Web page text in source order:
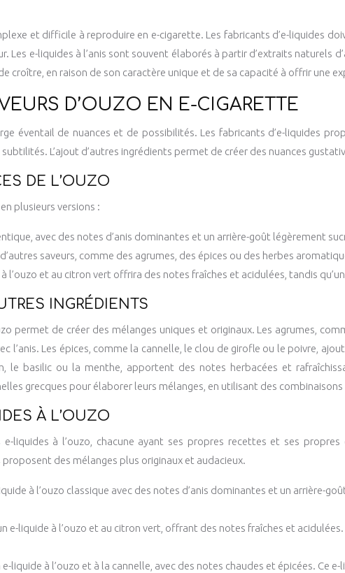
et difficile à reproduire en e-cigarette. Les fabricants d’e-liquides
Les e-liquides à l’anis sont souvent élaborés à partir d’extraits naturels
croître, en raison de son caractère unique et de sa capacité à offrir une
D’OUZO EN E-CIGARETTE
éventail de nuances et de possibilités. Les fabricants d’e-liquides
L’ajout d’autres ingrédients permet de créer des nuances
DE L’OUZO
plusieurs versions :
avec des notes d’anis dominantes et un arrière-goût légèrement
d’autres saveurs, comme des agrumes, des épices ou des herbes
l’ouzo et au citron vert offrira des notes fraîches et acidulées, tandis
INGRÉDIENTS
permet de créer des mélanges uniques et originaux. Les agrumes,
l’anis. Les épices, comme la cannelle, le clou de girofle ou le poivre,
le basilic ou la menthe, apportent des notes herbacées et
grecques pour élaborer leurs mélanges, en utilisant des
À L’OUZO
liquides à l’ouzo, chacune ayant ses propres recettes et ses
des mélanges plus originaux et audacieux.
à l’ouzo classique avec des notes d’anis dominantes et un arrière-
e-liquide à l’ouzo et au citron vert, offrant des notes fraîches et
liquide à l’ouzo et à la cannelle, avec des notes chaudes et épicées. Ce